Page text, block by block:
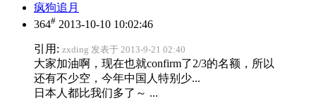
疯狗追月
364# 2013-10-10 10:02:46
引用: zxding 发表于 2013-9-21 02:40
大家加油啊，现在也就confirm了2/3的名额，所以
还有不少空，今年中国人特别少...
日本人都比我们多了～ ...